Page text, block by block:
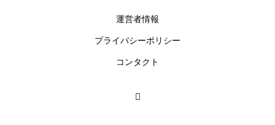
運営者情報
プライバシーポリシー
コンタクト